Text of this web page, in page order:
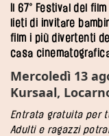
Il 67° Festival del
lieti di invitare
film i più divertenti
casa
Mercoledì 13
Kursaal,
Entrata gratuita per
Adulti e ragazzi